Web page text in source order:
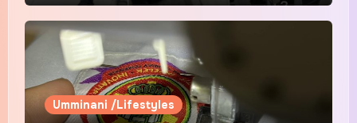
Umminani /Lifestyles